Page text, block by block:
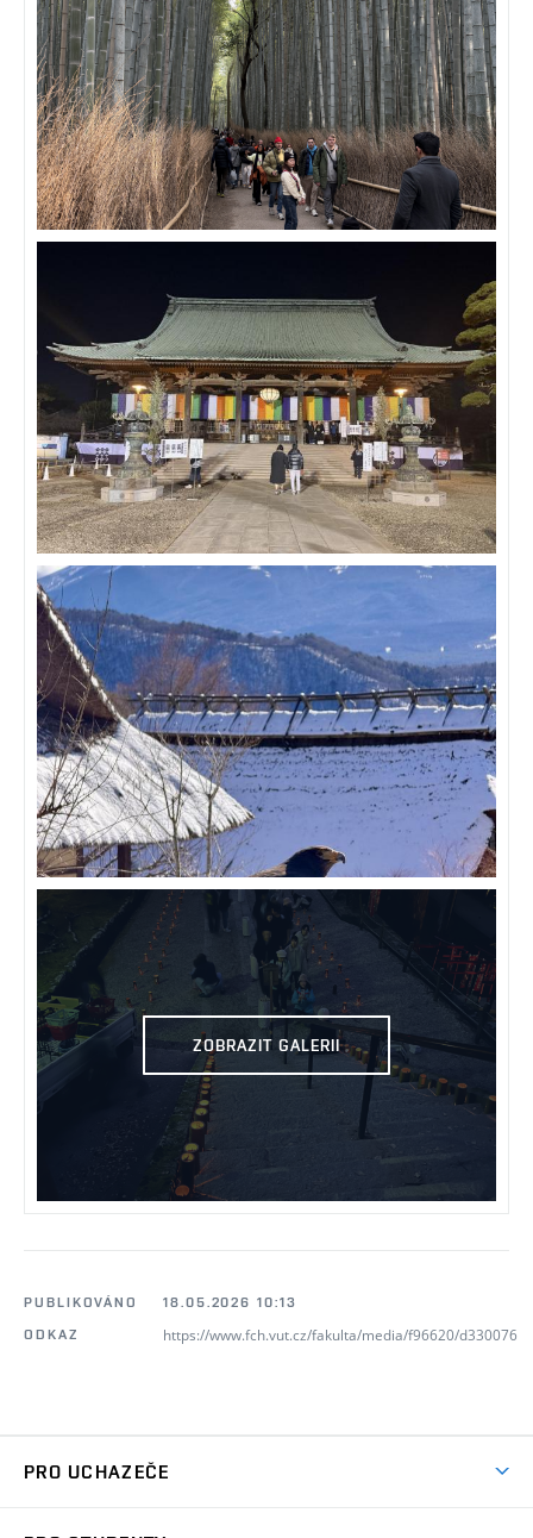
ZOBRAZIT GALERII
PUBLIKOVÁNO
18.05.2026 10:13
ODKAZ
https://www.fch.vut.cz/fakulta/media/f96620/d330076
PRO UCHAZEČE